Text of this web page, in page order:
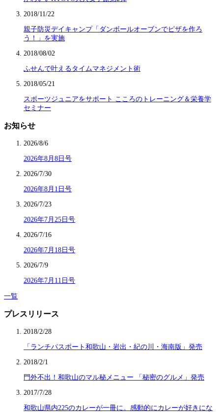
2018/11/22
親子防災デイキャンプ「ダンボールオーブンでピザを作ろ
う！」を実施
2018/08/02
ふせんで叶えるタイムマネジメント術
2018/05/21
スポーツジュニアをサポート こころのトレーニング＆栄養学
セミナー
お知らせ
2026/8/6
2026年8月8日号
2026/7/30
2026年8月1日号
2026/7/23
2026年7月25日号
2026/7/16
2026年7月18日号
2026/7/9
2026年7月11日号
一覧
プレスリリース
2018/2/28
「ランチパスポート和歌山・岩出・紀の川・海南版」発売
2018/2/1
門外不出！和歌山のマル秘メニュー 「秘密のグルメ」発売
2017/7/28
和歌山県内225のカレーが一冊に。感動的にカレーが好きにな